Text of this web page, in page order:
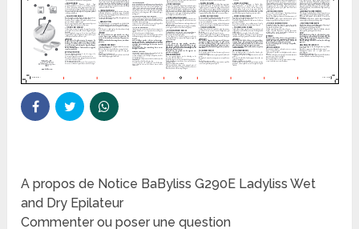
A propos de Notice BaByliss G290E Ladyliss Wet
and Dry Epilateur
Commenter ou poser une question